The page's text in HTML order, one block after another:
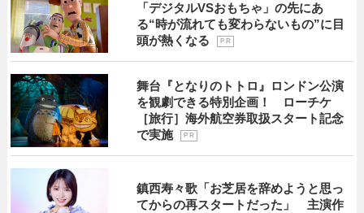
「デジタルVSおもちゃ」の先にあ
る“時が流れても変わらないもの”に目
頭が熱くなる
P R
舞台『となりのトトロ』ロンドン公演
を観劇できる特別企画！ ローチケ
［旅行］海外航空券取扱スタート記念
で実施
P R
鎮西寿々歌「お芝居を辞めようと思っ
てからの再スタートだった」 主演作